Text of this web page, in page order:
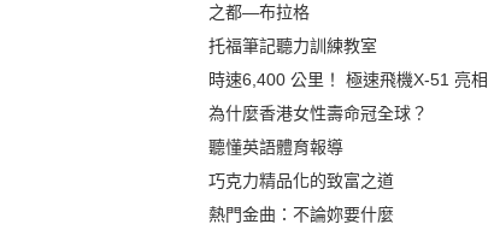
之都—布拉格
托福筆記聽力訓練教室
時速6,400 公里！ 極速飛機X-51 亮相
為什麼香港女性壽命冠全球？
聽懂英語體育報導
巧克力精品化的致富之道
熱門金曲：不論妳要什麼